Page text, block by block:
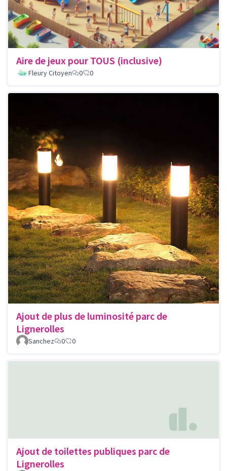
Aire de jeux pour TOUS (inclusive)
Fleury Citoyen 0 0
Ajout de plus de luminosité parc de
Lignerolles
Sanchez 0 0
Ajout de toilettes publiques parc de
Lignerolles